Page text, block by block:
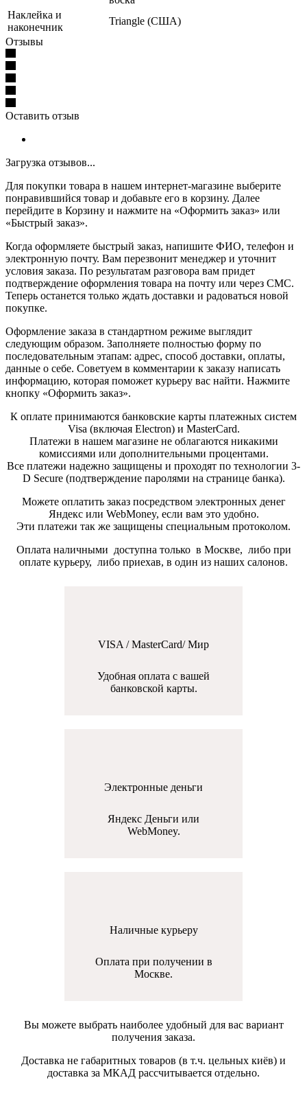
Наклейка и
наконечник
Triangle (США)
Отзывы
Оставить отзыв
Загрузка отзывов...
Для покупки товара в нашем интернет-магазине выберите
понравившийся товар и добавьте его в корзину. Далее
перейдите в Корзину и нажмите на «Оформить заказ» или
«Быстрый заказ».
Когда оформляете быстрый заказ, напишите ФИО, телефон и
электронную почту. Вам перезвонит менеджер и уточнит
условия заказа. По результатам разговора вам придет
подтверждение оформления товара на почту или через СМС.
Теперь останется только ждать доставки и радоваться новой
покупке.
Оформление заказа в стандартном режиме выглядит
следующим образом. Заполняете полностью форму по
последовательным этапам: адрес, способ доставки, оплаты,
данные о себе. Советуем в комментарии к заказу написать
информацию, которая поможет курьеру вас найти. Нажмите
кнопку «Оформить заказ».
К оплате принимаются банковские карты платежных систем
Visa (включая Electron) и MasterCard.
Платежи в нашем магазине не облагаются никакими
комиссиями или дополнительными процентами.
Все платежи надежно защищены и проходят по технологии 3-
D Secure (подтверждение паролями на странице банка).
Можете оплатить заказ посредством электронных денег
Яндекс или WebMoney, если вам это удобно.
Эти платежи так же защищены специальным протоколом.
Оплата наличными доступна только в Москве, либо при
оплате курьеру, либо приехав, в один из наших салонов.
VISA / MasterCard/ Мир
Удобная оплата с вашей
банковской карты.
Электронные деньги
Яндекс Деньги или
WebMoney.
Наличные курьеру
Оплата при получении в
Москве.
Вы можете выбрать наиболее удобный для вас вариант
получения заказа.
Доставка не габаритных товаров (в т.ч. цельных киёв) и
доставка за МКАД рассчитывается отдельно.